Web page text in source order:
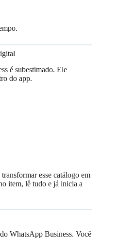
é subestimado. Ele
do app.
esse catálogo em
item, lê tudo e já inicia a
WhatsApp Business. Você